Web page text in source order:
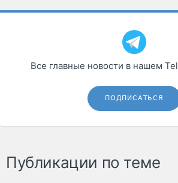
Все главные новости в нашем
ПОДПИСАТЬСЯ
Публикации по теме